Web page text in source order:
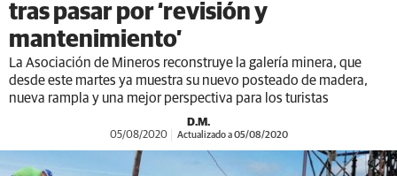
tras pasar por ‘revisión y
mantenimiento’
La Asociación de Mineros reconstruye la galería minera, que
desde este martes ya muestra su nuevo posteado de madera,
nueva rampla y una mejor perspectiva para los turistas
D.M.
05/08/2020 Actualizado a 05/08/2020